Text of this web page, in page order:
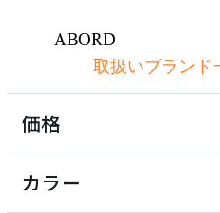
キッチン家電
ABORD
アボール
アクメファニチャー
取扱いブランド
価格
カラー